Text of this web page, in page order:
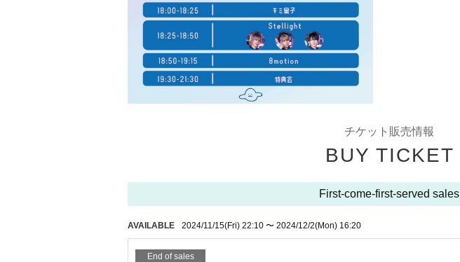
チケット販売情報
BUY TICKET
First-come-first-served sales
AVAILABLE 2024/11/15(Fri) 22:10 〜 2024/12/2(Mon) 16:20
End of sales